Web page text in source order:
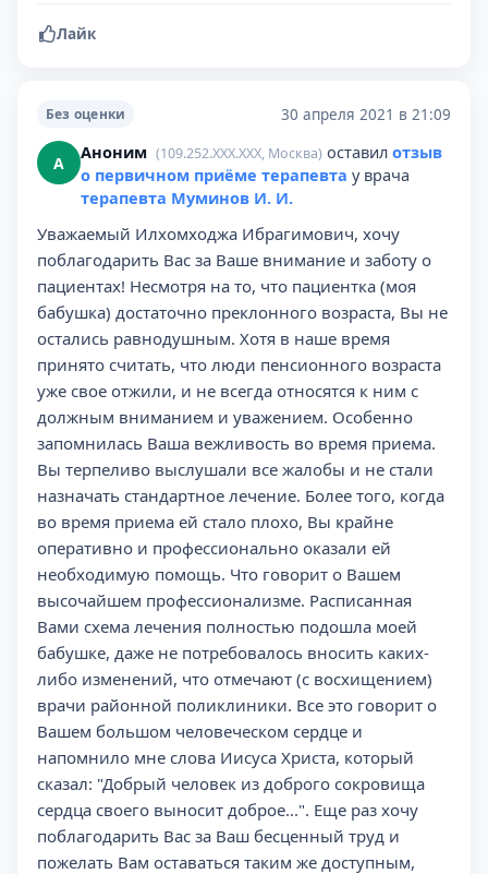
Лайк
Без оценки 30 апреля 2021 в 21:09
А Аноним (109.252.XXX.XXX, Москва) оставил отзыв
о первичном приёме терапевта у врача
терапевта Муминов И. И.
Уважаемый Илхомходжа Ибрагимович, хочу
поблагодарить Вас за Ваше внимание и заботу о
пациентах! Несмотря на то, что пациентка (моя
бабушка) достаточно преклонного возраста, Вы не
остались равнодушным. Хотя в наше время
принято считать, что люди пенсионного возраста
уже свое отжили, и не всегда относятся к ним с
должным вниманием и уважением. Особенно
запомнилась Ваша вежливость во время приема.
Вы терпеливо выслушали все жалобы и не стали
назначать стандартное лечение. Более того, когда
во время приема ей стало плохо, Вы крайне
оперативно и профессионально оказали ей
необходимую помощь. Что говорит о Вашем
высочайшем профессионализме. Расписанная
Вами схема лечения полностью подошла моей
бабушке, даже не потребовалось вносить каких-
либо изменений, что отмечают (с восхищением)
врачи районной поликлиники. Все это говорит о
Вашем большом человеческом сердце и
напомнило мне слова Иисуса Христа, который
сказал: "Добрый человек из доброго сокровища
сердца своего выносит доброе...". Еще раз хочу
поблагодарить Вас за Ваш бесценный труд и
пожелать Вам оставаться таким же доступным,